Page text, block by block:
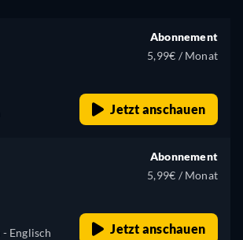
Abonnement
5,99€ / Monat
Jetzt anschauen
- Englisch
Abonnement
5,99€ / Monat
Jetzt anschauen